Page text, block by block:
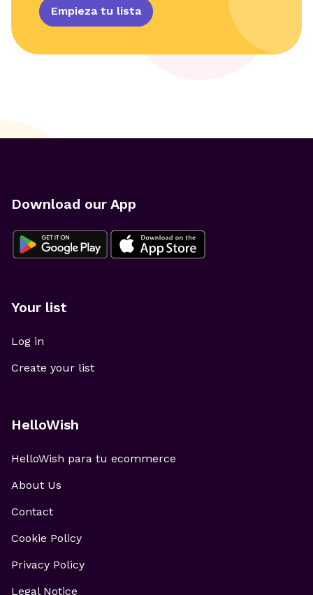
Empieza tu lista
Download our App
Your list
Log in
Create your list
HelloWish
HelloWish para tu ecommerce
About Us
Contact
Cookie Policy
Privacy Policy
Legal Notice